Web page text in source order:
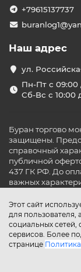
Этот сайт
для
социальных сетей,
сервисов. Более
странице
+79615137737
Наш адрес
ул.
Пн-Пт с 09:00
Сб-Вс с 10:00
Буран торгово
защищены.
справочный
публичной
437 ГК РФ. До
важных